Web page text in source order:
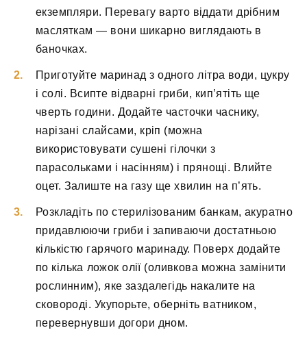
екземпляри. Перевагу варто віддати дрібним
масляткам — вони шикарно виглядають в
баночках.
Приготуйте маринад з одного літра води, цукру
і солі. Всипте відварні гриби, кип’ятіть ще
чверть години. Додайте часточки часнику,
нарізані слайсами, кріп (можна
використовувати сушені гілочки з
парасольками і насінням) і прянощі. Влийте
оцет. Залиште на газу ще хвилин на п’ять.
Розкладіть по стерилізованим банкам, акуратно
придавлюючи гриби і запиваючи достатньою
кількістю гарячого маринаду. Поверх додайте
по кілька ложок олії (оливкова можна замінити
рослинним), яке заздалегідь накалите на
сковороді. Укупорьте, оберніть ватником,
перевернувши догори дном.